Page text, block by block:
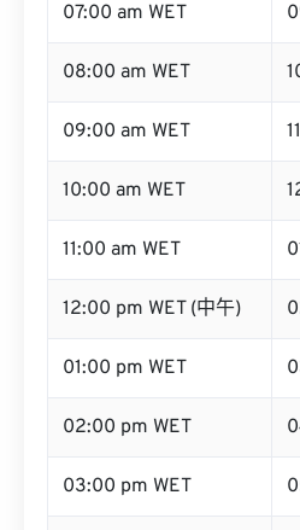
07:00 am WET
08:00 am WET
09:00 am WET
10:00 am WET
11:00 am WET
12:00 pm WET (中午)
01:00 pm WET
02:00 pm WET
03:00 pm WET